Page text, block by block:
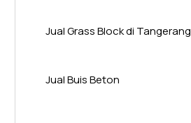
Jual Grass Block di Tangerang
Jual Buis Beton